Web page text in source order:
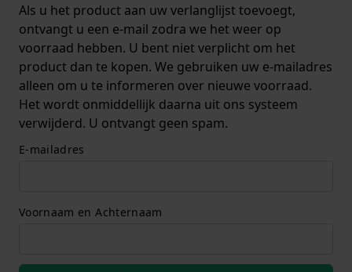
Als u het product aan uw verlanglijst toevoegt,
ontvangt u een e-mail zodra we het weer op
voorraad hebben. U bent niet verplicht om het
product dan te kopen. We gebruiken uw e-mailadres
alleen om u te informeren over nieuwe voorraad.
Het wordt onmiddellijk daarna uit ons systeem
verwijderd. U ontvangt geen spam.
E-mailadres
Voornaam en Achternaam